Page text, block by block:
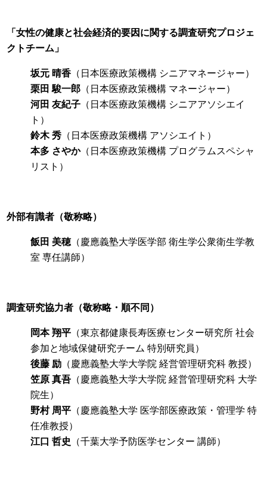
「女性の健康と社会経済的要因に関する調査研究プロジェ
クトチーム」
坂元 晴香 （日本医療政策機構 シニアマネージャー）
栗田 駿一郎 （日本医療政策機構 マネージャー）
河田 友紀子 （日本医療政策機構 シニアアソシエイ
ト）
鈴木 秀 （日本医療政策機構 アソシエイト）
本多 さやか（日本医療政策機構 プログラムスペシャ
リスト）
外部有識者（敬称略）
飯田 美穂（慶應義塾大学医学部 衛生学公衆衛生学教
室 専任講師）
調査研究協力者（敬称略・順不同）
岡本 翔平 （東京都健康長寿医療センター研究所 社会
参加と地域保健研究チーム 特別研究員）
後藤 励 （慶應義塾大学大学院 経営管理研究科 教授）
笠原 真吾 （慶應義塾大学大学院 経営管理研究科 大学
院生）
野村 周平 （慶應義塾大学 医学部医療政策・管理学 特
任准教授）
江口 哲史
（千葉大学予防医学センター 講師）